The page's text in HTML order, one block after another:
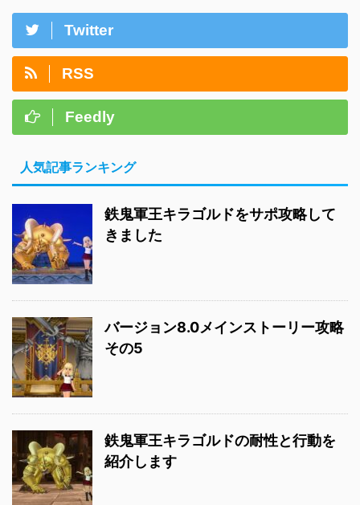
Twitter
RSS
Feedly
人気記事ランキング
鉄鬼軍王キラゴルドをサポ攻略して
きました
バージョン8.0メインストーリー攻略
その5
鉄鬼軍王キラゴルドの耐性と行動を
紹介します